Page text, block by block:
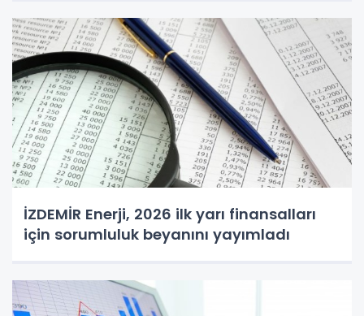
İZDEMİR Enerji, 2026 ilk yarı finansalları
için sorumluluk beyanını yayımladı